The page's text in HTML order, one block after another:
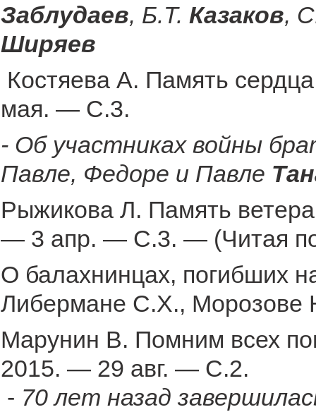
Заблудаев, Б.Т. Казаков,
Ширяев
Костяева А. Память
мая. — С.3.
- Об участниках войны
Павле, Федоре и Павле
Рыжикова Л. Память
— 3 апр. — С.3. — (Читая
О балахнинцах, погибших
Либермане С.Х.,
Марунин В. Помним всех
2015. — 29 авг. — С.2.
- 70 лет назад